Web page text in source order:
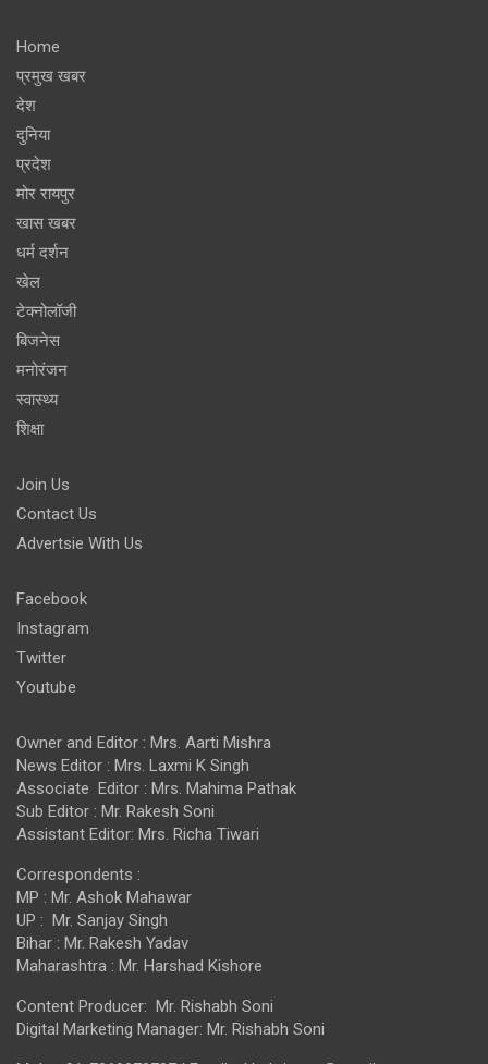
Home
प्रमुख खबर
देश
दुनिया
प्रदेश
मोर रायपुर
खास खबर
धर्म दर्शन
खेल
टेक्नोलॉजी
बिजनेस
मनोरंजन
स्वास्थ्य
शिक्षा
Join Us
Contact Us
Advertsie With Us
Facebook
Instagram
Twitter
Youtube
Owner and Editor : Mrs. Aarti Mishra
News Editor : Mrs. Laxmi K Singh
Associate Editor : Mrs. Mahima Pathak
Sub Editor : Mr. Rakesh Soni
Assistant Editor: Mrs. Richa Tiwari
Correspondents :
MP : Mr. Ashok Mahawar
UP : Mr. Sanjay Singh
Bihar : Mr. Rakesh Yadav
Maharashtra : Mr. Harshad Kishore
Content Producer: Mr. Rishabh Soni
Digital Marketing Manager: Mr. Rishabh Soni